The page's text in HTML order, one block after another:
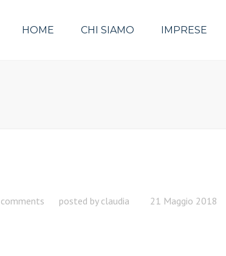
HOME CHI SIAMO IMPRESE
posted by claudia
21 Maggio 2018